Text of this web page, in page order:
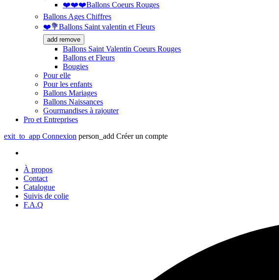
❤️❤️❤️Ballons Coeurs Rouges
Ballons Ages Chiffres
❤️💐Ballons Saint valentin et Fleurs
add remove
Ballons Saint Valentin Coeurs Rouges
Ballons et Fleurs
Bougies
Pour elle
Pour les enfants
Ballons Mariages
Ballons Naissances
Gourmandises à rajouter
Pro et Entreprises
exit_to_app Connexion person_add Créer un compte
À propos
Contact
Catalogue
Suivis de colie
F.A.Q